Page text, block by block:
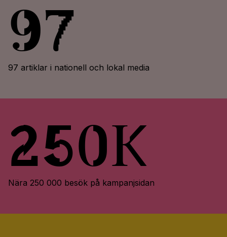
97
97 artiklar i nationell och lokal media
250k
Nära 250 000 besök på kampanjsidan